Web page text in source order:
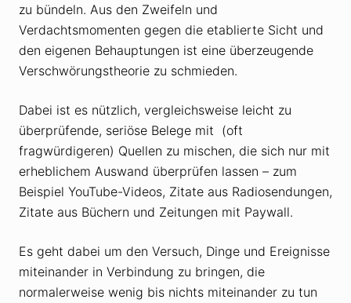
zu bündeln. Aus den Zweifeln und
Verdachtsmomenten gegen die etablierte Sicht und
den eigenen Behauptungen ist eine überzeugende
Verschwörungstheorie zu schmieden.
Dabei ist es nützlich, vergleichsweise leicht zu
überprüfende, seriöse Belege mit (oft
fragwürdigeren) Quellen zu mischen, die sich nur mit
erheblichem Auswand überprüfen lassen – zum
Beispiel YouTube-Videos, Zitate aus Radiosendungen,
Zitate aus Büchern und Zeitungen mit Paywall.
Es geht dabei um den Versuch, Dinge und Ereignisse
miteinander in Verbindung zu bringen, die
normalerweise wenig bis nichts miteinander zu tun